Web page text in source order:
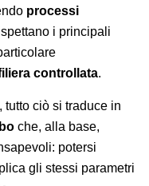
processi
i principali
controllata.
tutto ciò si traduce in
che, alla base,
potersi
gli stessi parametri